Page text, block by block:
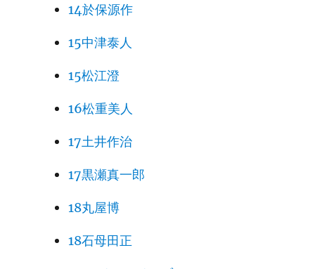
14於保源作
15中津泰人
15松江澄
16松重美人
17土井作治
17黒瀬真一郎
18丸屋博
18石母田正